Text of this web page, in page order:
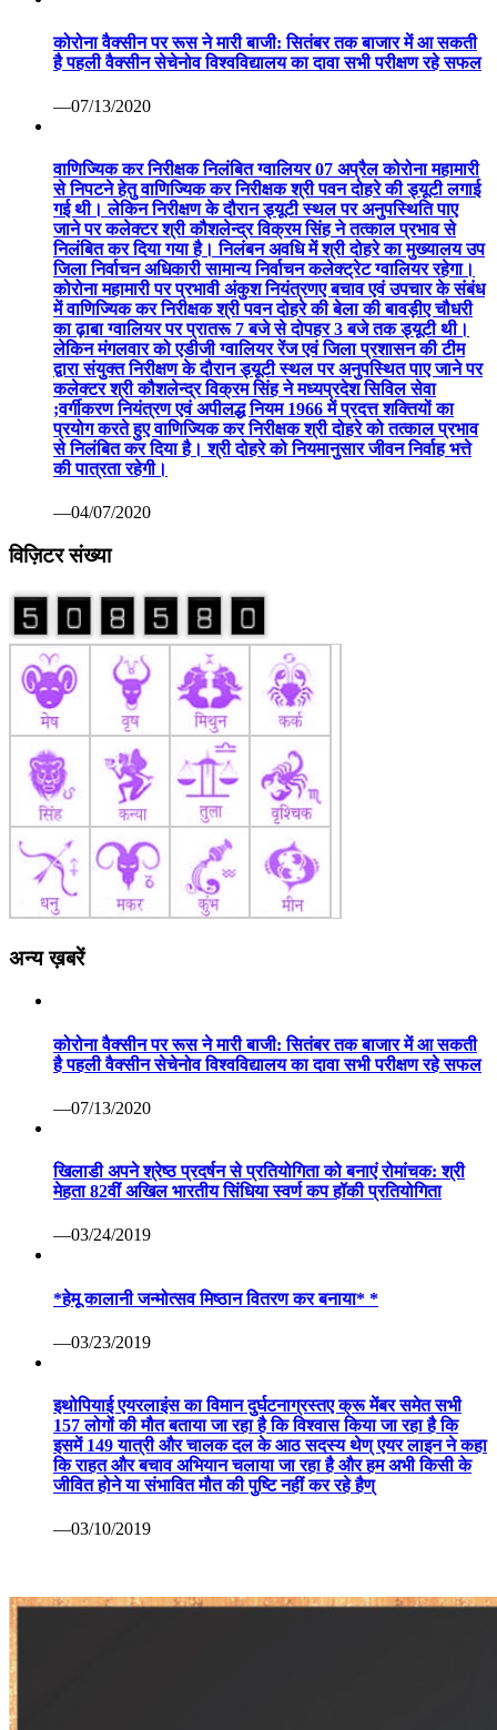
कोरोना वैक्सीन पर रूस ने मारी बाजी: सितंबर तक बाजार में आ सकती
है पहली वैक्सीन सेचेनोव विश्वविद्यालय का दावा सभी परीक्षण रहे सफल
—07/13/2020
वाणिज्यिक कर निरीक्षक निलंबित ग्वालियर 07 अप्रैल कोरोना महामारी
से निपटने हेतु वाणिज्यिक कर निरीक्षक श्री पवन दोहरे की ड्यूटी लगाई
गई थी। लेकिन निरीक्षण के दौरान ड्यूटी स्थल पर अनुपस्थिति पाए
जाने पर कलेक्टर श्री कौशलेन्द्र विक्रम सिंह ने तत्काल प्रभाव से
निलंबित कर दिया गया है। निलंबन अवधि में श्री दोहरे का मुख्यालय उप
जिला निर्वाचन अधिकारी सामान्य निर्वाचन कलेक्ट्रेट ग्वालियर रहेगा।
कोरोना महामारी पर प्रभावी अंकुश नियंत्रणए बचाव एवं उपचार के संबंध
में वाणिज्यिक कर निरीक्षक श्री पवन दोहरे की बेला की बावड़ीए चौधरी
का ढ़ाबा ग्वालियर पर प्रातरू 7 बजे से दोपहर 3 बजे तक ड्यूटी थी।
लेकिन मंगलवार को एडीजी ग्वालियर रेंज एवं जिला प्रशासन की टीम
द्वारा संयुक्त निरीक्षण के दौरान ड्यूटी स्थल पर अनुपस्थित पाए जाने पर
कलेक्टर श्री कौशलेन्द्र विक्रम सिंह ने मध्यप्रदेश सिविल सेवा
;वर्गीकरण नियंत्रण एवं अपीलद्ध नियम 1966 में प्रदत्त शक्तियों का
प्रयोग करते हुए वाणिज्यिक कर निरीक्षक श्री दोहरे को तत्काल प्रभाव
से निलंबित कर दिया है। श्री दोहरे को नियमानुसार जीवन निर्वाह भत्ते
की पात्रता रहेगी।
—04/07/2020
विज़िटर संख्या
अन्य ख़बरें
कोरोना वैक्सीन पर रूस ने मारी बाजी: सितंबर तक बाजार में आ सकती
है पहली वैक्सीन सेचेनोव विश्वविद्यालय का दावा सभी परीक्षण रहे सफल
—07/13/2020
खिलाडी अपने श्रेष्ठ प्रदर्षन से प्रतियोगिता को बनाएं रोमांचक: श्री
मेहता 82वीं अखिल भारतीय सिंधिया स्वर्ण कप हॉकी प्रतियोगिता
—03/24/2019
*हेमू कालानी जन्मोत्सव मिष्ठान वितरण कर बनाया* *
—03/23/2019
इथोपियाई एयरलाइंस का विमान दुर्घटनाग्रस्तए क्रू मेंबर समेत सभी
157 लोगों की मौत बताया जा रहा है कि विश्वास किया जा रहा है कि
इसमें 149 यात्री और चालक दल के आठ सदस्य थेण् एयर लाइन ने कहा
कि राहत और बचाव अभियान चलाया जा रहा है और हम अभी किसी के
जीवित होने या संभावित मौत की पुष्टि नहीं कर रहे हैण्
—03/10/2019